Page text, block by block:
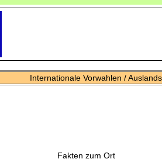
Internationale Vorwahlen /
Fakten zum Ort